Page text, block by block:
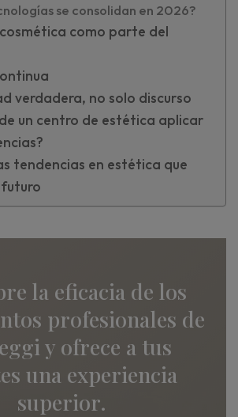
se consolidan en 2026?
como parte del
verdadera, no solo discurso
un centro de estética aplicar
tendencias en estética que
la eficacia de los
profesionales de
y ofrece a tus
una experiencia
superior.